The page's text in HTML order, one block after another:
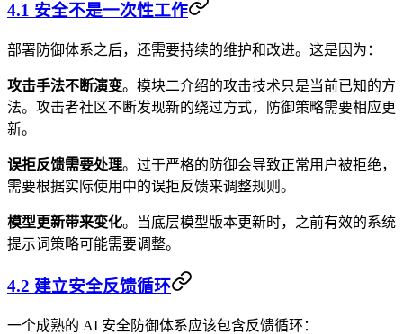
4.1 安全不是一次性工作
部署防御体系之后，还需要持续的维护和改进。这是因为：
攻击手法不断演变。模块二介绍的攻击技术只是当前已知的方
法。攻击者社区不断发现新的绕过方式，防御策略需要相应更
新。
误拒反馈需要处理。过于严格的防御会导致正常用户被拒绝，
需要根据实际使用中的误拒反馈来调整规则。
模型更新带来变化。当底层模型版本更新时，之前有效的系统
提示词策略可能需要调整。
4.2 建立安全反馈循环
一个成熟的 AI 安全防御体系应该包含反馈循环：